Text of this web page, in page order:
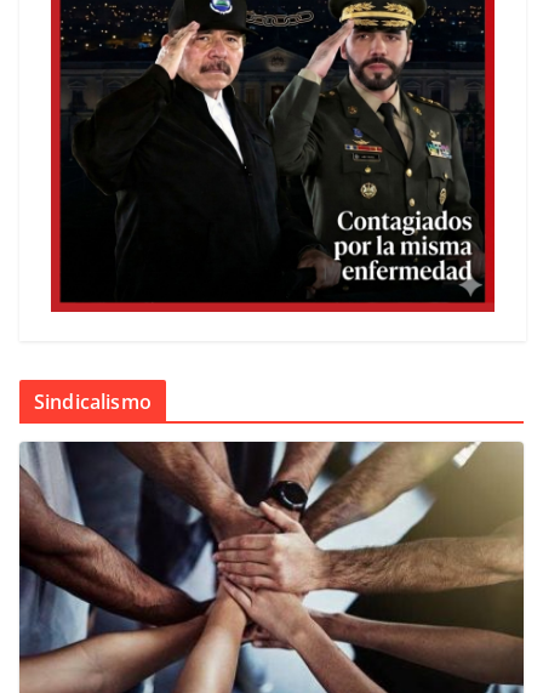
Sindicalismo